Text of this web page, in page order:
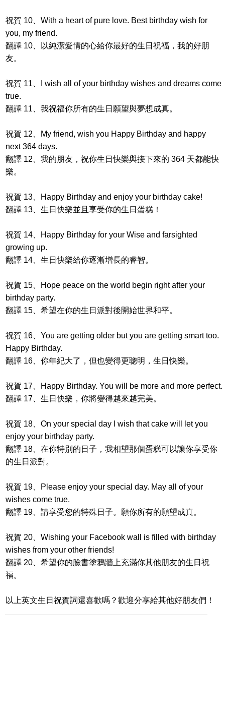
祝賀 10、With a heart of pure love. Best birthday wish for
you, my friend.
翻譯 10、以純潔愛情的心給你最好的生日祝福，我的好朋
友。
祝賀 11、I wish all of your birthday wishes and dreams come
true.
翻譯 11、我祝福你所有的生日願望與夢想成真。
祝賀 12、My friend, wish you Happy Birthday and happy
next 364 days.
翻譯 12、我的朋友，祝你生日快樂與接下來的 364 天都能快
樂。
祝賀 13、Happy Birthday and enjoy your birthday cake!
翻譯 13、生日快樂並且享受你的生日蛋糕！
祝賀 14、Happy Birthday for your Wise and farsighted
growing up.
翻譯 14、生日快樂給你逐漸增長的睿智。
祝賀 15、Hope peace on the world begin right after your
birthday party.
翻譯 15、希望在你的生日派對後開始世界和平。
祝賀 16、You are getting older but you are getting smart too.
Happy Birthday.
翻譯 16、你年紀大了，但也變得更聰明，生日快樂。
祝賀 17、Happy Birthday. You will be more and more perfect.
翻譯 17、生日快樂，你將變得越來越完美。
祝賀 18、On your special day I wish that cake will let you
enjoy your birthday party.
翻譯 18、在你特別的日子，我相望那個蛋糕可以讓你享受你
的生日派對。
祝賀 19、Please enjoy your special day. May all of your
wishes come true.
翻譯 19、請享受您的特殊日子。願你所有的願望成真。
祝賀 20、Wishing your Facebook wall is filled with birthday
wishes from your other friends!
翻譯 20、希望你的臉書塗鴉牆上充滿你其他朋友的生日祝
福。
以上英文生日祝賀詞還喜歡嗎？歡迎分享給其他好朋友們！